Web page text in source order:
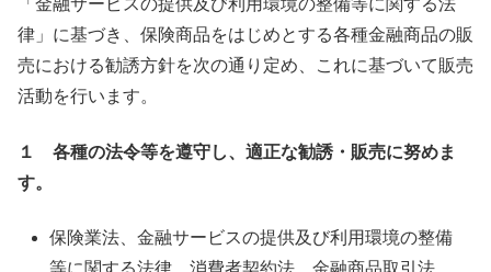
「金融サービスの提供及び利用環境の整備等に関する法
律」に基づき、保険商品をはじめとする各種金融商品の販
売における勧誘方針を次の通り定め、これに基づいて販売
活動を行います。
１
各種の法令等を遵守し、適正な勧誘・販売に努めま
す。
保険業法、金融サービスの提供及び利用環境の整備
等に関する法律、消費者契約法、金融商品取引法、